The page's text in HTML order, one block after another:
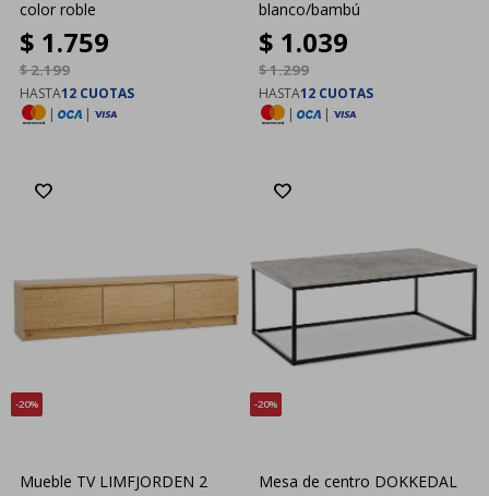
color roble
$ 1.759
$2.199
HASTA12 CUOTAS
|
|
blanco/bambú
$ 1.039
$1.299
HASTA12 CUOTAS
|
|
20
Mueble TV LIMFJORDEN 2
20
Mesa de centro DOKKEDAL